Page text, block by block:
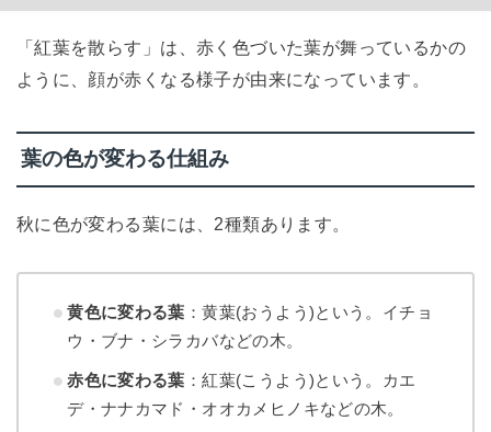
「紅葉を散らす」は、赤く色づいた葉が舞っているかの
ように、顔が赤くなる様子が由来になっています。
葉の色が変わる仕組み
秋に色が変わる葉には、2種類あります。
黄色に変わる葉 ：黄葉(おうよう)という。イチョ
ウ・ブナ・シラカバなどの木。
赤色に変わる葉 ：紅葉(こうよう)という。カエ
デ・ナナカマド・オオカメヒノキなどの木。